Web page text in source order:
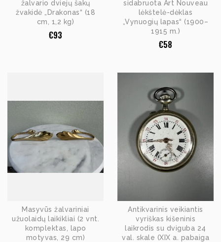
žalvario dviejų šakų
žvakidė „Drakonas“ (18
cm, 1,2 kg)
€93
sidabruota Art Nouveau
lėkštelė-dėklas
„Vynuogių lapas“ (1900–
1915 m.)
€58
Masyvūs žalvariniai
užuolaidų laikikliai (2 vnt.
komplektas, lapo
motyvas, 29 cm)
Antikvarinis veikiantis
vyriškas kišeninis
laikrodis su dviguba 24
val. skale (XIX a. pabaiga